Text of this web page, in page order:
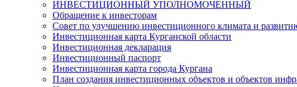
ИНВЕСТИЦИОННЫЙ УПОЛНОМОЧЕННЫЙ
Обращение к инвесторам
Совет по улучшению инвестиционного климата и
Инвестиционная карта Курганской области
Инвестиционная декларация
Инвестиционный паспорт
Инвестиционная карта города Кургана
План создания инвестиционных объектов и объектов